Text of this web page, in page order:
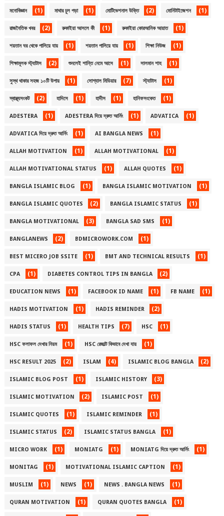
মনোবিজ্ঞান (1) মাথার চুল পড়া (1) মোটিভেশনাল উক্তি (2) মোনিটাইজেশন (1)
রাজনৈতিক খবর (2) রুকাইয়া আসলে কী (1) রুকাইয়া কোরআনিক আয়াত (1)
শয়তান ঘর থেকে পালিয়ে যায় (1) শয়তান পালিয়ে যায় (1) শিক্ষা নিউজ (1)
শিক্ষামূলক স্ট্যাটাস (2) শুনলেই শান্তি নেমে আসে (1) সালমান শাহ (1)
সুস্থ থাকার সহজ ১০টি উপায় (1) সোশ্যাল মিডিয়ার (7) স্ট্যাটাস (1)
স্বাস্থ্যসংকট (2) হাদিসে (1) হাদীস (1) হানিফসংকেত (1)
ADESTERA (1) ADESTERA দিয়ে দ্রুত আর্নিং (1) ADVATICA (1)
ADVATICA দিয়ে দ্রুত আর্নিং (1) AI BANGLA NEWS (1)
ALLAH MOTIVATION (1) ALLAH MOTIVATIONAL (1)
ALLAH MOTIVATIONAL STATUS (1) ALLAH QUOTES (1)
BANGLA ISLAMIC BLOG (1) BANGLA ISLAMIC MOTIVATION (1)
BANGLA ISLAMIC QUOTES (2) BANGLA ISLAMIC STATUS (1)
BANGLA MOTIVATIONAL (3) BANGLA SAD SMS (1)
BANGLANEWS (2) BDMICROWORK.COM (1)
BEST MICERO JOB SSITE (1) BMT AND TECHNICAL RESULTS (1)
CPA (1) DIABETES CONTROL TIPS IN BANGLA (2)
EDUCATION NEWS (1) FACEBOOK ID NAME (1) FB NAME (1)
HADIS MOTIVATION (1) HADIS REMINDER (2)
HADIS STATUS (1) HEALTH TIPS (7) HSC (1)
HSC ফলাফল দেখার নিয়ম (1) HSC রেজাল্ট কিভাবে দেখা যায় (1)
HSC RESULT 2025 (2) ISLAM (4) ISLAMIC BLOG BANGLA (2)
ISLAMIC BLOG POST (1) ISLAMIC HISTORY (3)
ISLAMIC MOTIVATION (2) ISLAMIC POST (1)
ISLAMIC QUOTES (1) ISLAMIC REMINDER (1)
ISLAMIC STATUS (2) ISLAMIC STATUS BANGLA (1)
MICRO WORK (1) MONIATG (1) MONIATG দিয়ে দ্রুত আর্নিং (1)
MONITAG (1) MOTIVATIONAL ISLAMIC CAPTION (1)
MUSLIM (1) NEWS (1) NEWS . BANGLA NEWS (1)
QURAN MOTIVATION (1) QURAN QUOTES BANGLA (1)